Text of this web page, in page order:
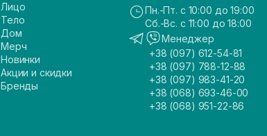
Лицо
Тело
Дом
Мерч
Новинки
Акции и скидки
Бренды
Пн.-Пт. с 10:00 до 19:00
Сб.-Вс. с 11:00 до 18:00
Менеджер
+38 (097) 612-54-81
+38 (097) 788-12-88
+38 (097) 983-41-20
+38 (068) 693-46-00
+38 (068) 951-22-86